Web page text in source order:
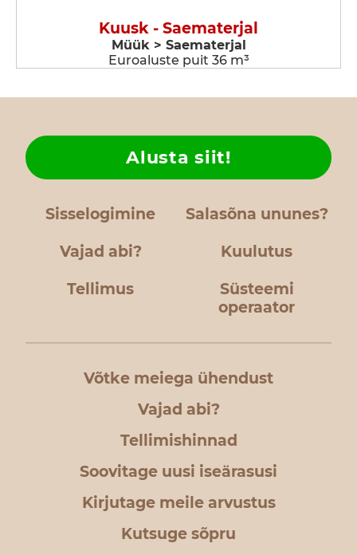
Kuusk - Saematerjal
Müük > Saematerjal
Euroaluste puit 36 m³
Sisselogimine Salasõna ununes?
Vajad abi?
Alusta siit!
Kuulutus
Tellimus
Süsteemi
operaator
Võtke meiega ühendust
Vajad abi?
Tellimishinnad
Soovitage uusi iseärasusi
Kirjutage meile arvustus
Kutsuge sõpru